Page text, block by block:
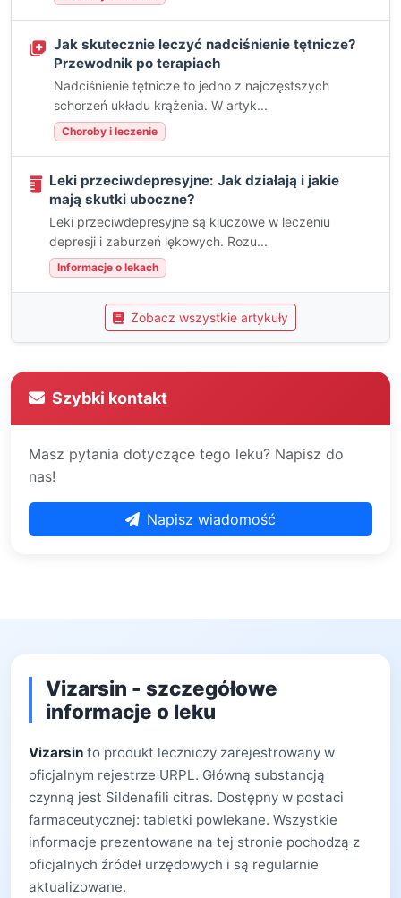
Jak skutecznie leczyć nadciśnienie tętnicze?
Przewodnik po terapiach
Nadciśnienie tętnicze to jedno z najczęstszych
schorzeń układu krążenia. W artyk...
Choroby i leczenie
Leki przeciwdepresyjne: Jak działają i jakie
mają skutki uboczne?
Leki przeciwdepresyjne są kluczowe w leczeniu
depresji i zaburzeń lękowych. Rozu...
Informacje o lekach
Zobacz wszystkie artykuły
Szybki kontakt
Masz pytania dotyczące tego leku? Napisz do
nas!
Napisz wiadomość
Vizarsin - szczegółowe
informacje o leku
Vizarsin to produkt leczniczy zarejestrowany w
oficjalnym rejestrze URPL. Główną substancją
czynną jest Sildenafili citras. Dostępny w postaci
farmaceutycznej: tabletki powlekane. Wszystkie
informacje prezentowane na tej stronie pochodzą z
oficjalnych źródeł urzędowych i są regularnie
aktualizowane.